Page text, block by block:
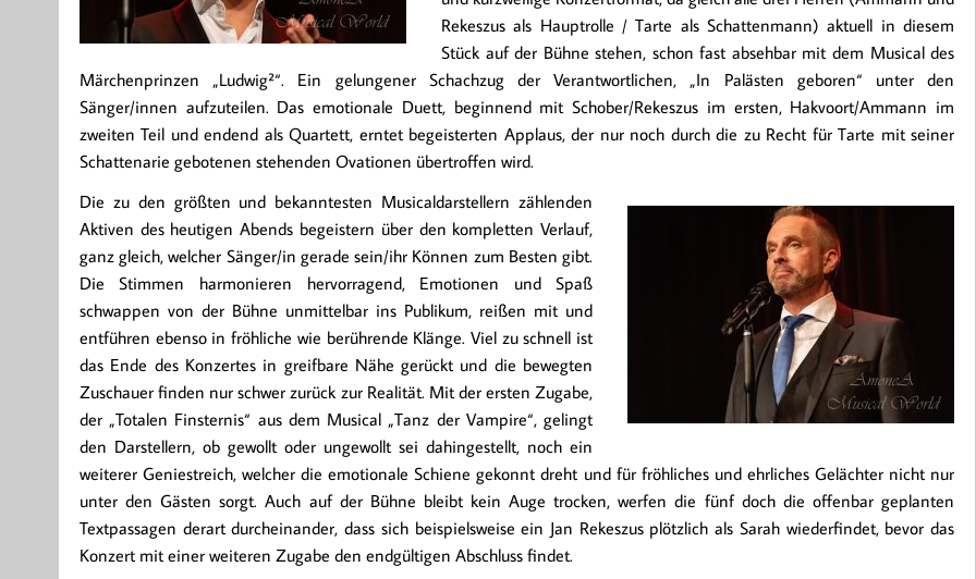
Rekeszus als Hauptrolle / Tarte als Schattenmann) aktuell in diesem
Stück auf der Bühne stehen, schon fast absehbar mit dem Musical des
Märchenprinzen „Ludwig²“. Ein gelungener Schachzug der Verantwortlichen, „In Palästen geboren“ unter den
Sänger/innen aufzuteilen. Das emotionale Duett, beginnend mit Schober/Rekeszus im ersten, Hakvoort/Ammann im
zweiten Teil und endend als Quartett, erntet begeisterten Applaus, der nur noch durch die zu Recht für Tarte mit seiner
Schattenarie gebotenen stehenden Ovationen übertroffen wird.
Die zu den größten und bekanntesten Musicaldarstellern zählenden
Aktiven des heutigen Abends begeistern über den kompletten Verlauf,
ganz gleich, welcher Sänger/in gerade sein/ihr Können zum Besten gibt.
Die Stimmen harmonieren hervorragend, Emotionen und Spaß
schwappen von der Bühne unmittelbar ins Publikum, reißen mit und
entführen ebenso in fröhliche wie berührende Klänge. Viel zu schnell ist
das Ende des Konzertes in greifbare Nähe gerückt und die bewegten
Zuschauer finden nur schwer zurück zur Realität. Mit der ersten Zugabe,
der „Totalen Finsternis“ aus dem Musical „Tanz der Vampire“, gelingt
den Darstellern, ob gewollt oder ungewollt sei dahingestellt, noch ein
weiterer Geniestreich, welcher die emotionale Schiene gekonnt dreht und für fröhliches und ehrliches Gelächter nicht nur
unter den Gästen sorgt. Auch auf der Bühne bleibt kein Auge trocken, werfen die fünf doch die offenbar geplanten
Textpassagen derart durcheinander, dass sich beispielsweise ein Jan Rekeszus plötzlich als Sarah wiederfindet, bevor das
Konzert mit einer weiteren Zugabe den endgültigen Abschluss findet.